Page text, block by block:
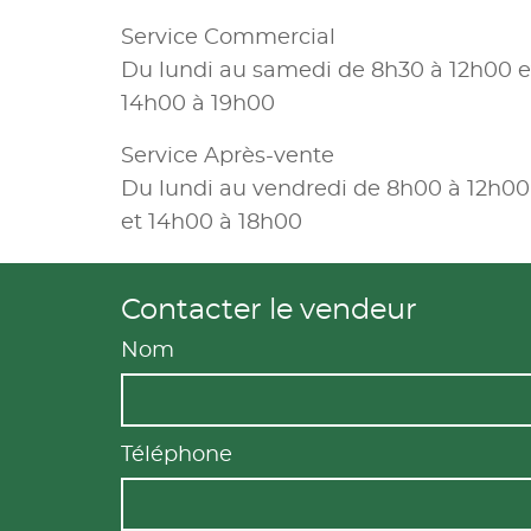
Service Commercial
Du lundi au samedi de 8h30 à 12h00
14h00 à 19h00
Service Après-vente
Du lundi au vendredi de 8h00 à 12h00
et 14h00 à 18h00
Contacter le vendeur
Nom
Téléphone